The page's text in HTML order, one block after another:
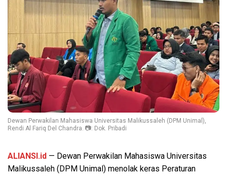
Dewan Perwakilan Mahasiswa Universitas Malikussaleh (DPM Unimal),
Rendi Al Fariq Del Chandra. 📷: Dok. Pribadi
ALIANSI.id — Dewan Perwakilan Mahasiswa Universitas
Malikussaleh (DPM Unimal) menolak keras Peraturan